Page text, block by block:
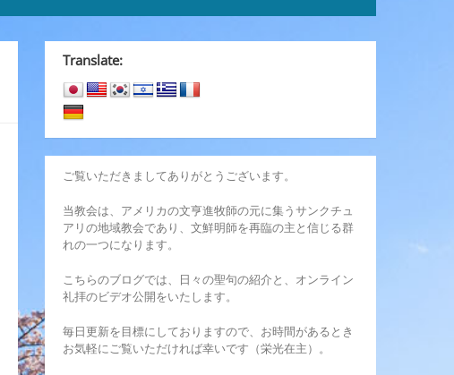
Translate:
ご覧いただきましてありがとうございます。
当教会は、アメリカの文亨進牧師の元に集うサンクチュ
アリの地域教会であり、文鮮明師を再臨の主と信じる群
れの一つになります。
こちらのブログでは、日々の聖句の紹介と、オンライン
礼拝のビデオ公開をいたします。
毎日更新を目標にしておりますので、お時間があるとき
お気軽にご覧いただければ幸いです（栄光在主）。